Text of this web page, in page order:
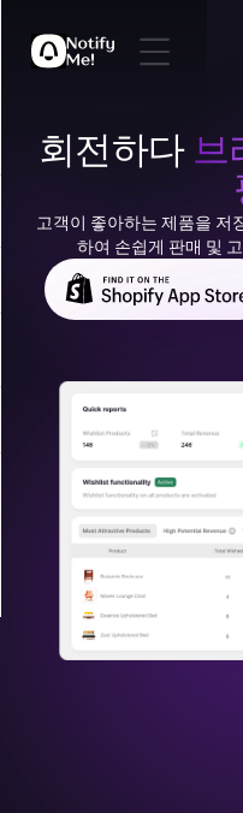
회전하다 브
고객이 좋아하는 제품을 저
하여 손쉽게 판매 및